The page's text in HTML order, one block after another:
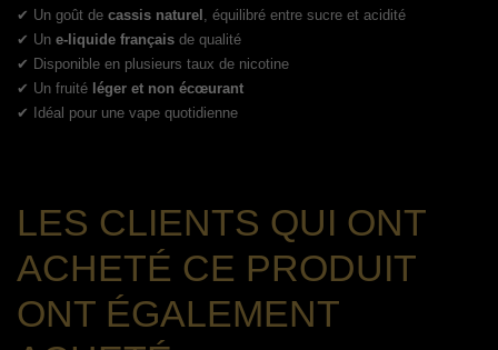
✔ Un goût de cassis naturel , équilibré entre sucre et acidité
✔ Un e-liquide français de qualité
✔ Disponible en plusieurs taux de nicotine
✔ Un fruité léger et non écœurant
✔ Idéal pour une vape quotidienne
LES CLIENTS QUI ONT
ACHETÉ CE PRODUIT
ONT ÉGALEMENT